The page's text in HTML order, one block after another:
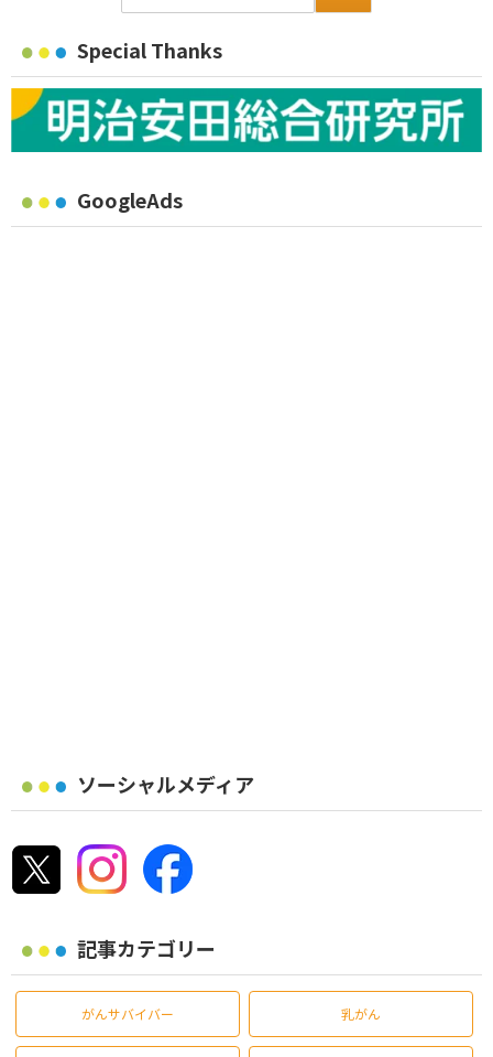
Special Thanks
GoogleAds
ソーシャルメディア
記事カテゴリー
がんサバイバー 乳がん